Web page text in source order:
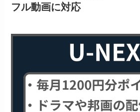
フル動画に対応